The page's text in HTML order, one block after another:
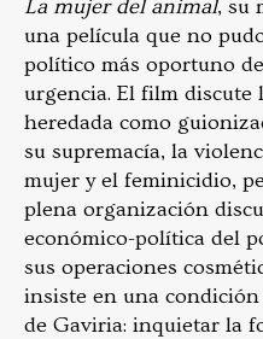
La mujer del animal, su
una película que no
político más oportuno
urgencia. El film
heredada como
su supremacía, la
mujer y el feminicidio,
plena organización
económico-política del
sus operaciones
insiste en una
de Gaviria: inquietar la